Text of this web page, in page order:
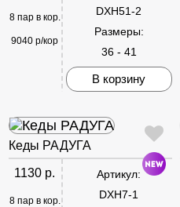
8 пар в кор.
9040 р/кор
DXH51-2
Размеры:
36 - 41
В корзину
Кеды РАДУГА
1130 р.
8 пар в кор.
Артикул:
DXH7-1